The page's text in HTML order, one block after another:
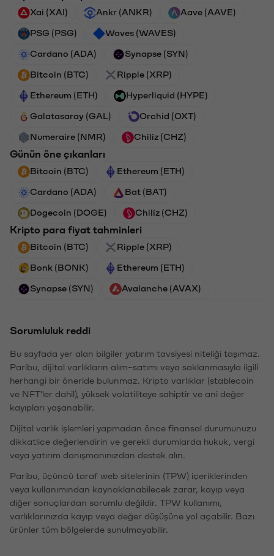
Xai (XAI) Ankr (ANKR) Aave (AAVE)
PSG (PSG) Waves (WAVES)
Cardano (ADA) Synapse (SYN)
Bitcoin (BTC) Ripple (XRP)
Ethereum (ETH) Hyperliquid (HYPE)
Galatasaray (GAL) Orchid (OXT)
Numeraire (NMR) Chiliz (CHZ)
Günün öne çıkanları
Bitcoin (BTC) Ethereum (ETH)
Cardano (ADA) Bat (BAT)
Dogecoin (DOGE) Chiliz (CHZ)
Kripto para fiyat tahminleri
Bitcoin (BTC) Ripple (XRP)
Bonk (BONK) Ethereum (ETH)
Synapse (SYN) Avalanche (AVAX)
Sorumluluk reddi
Bu sayfada yer alan bilgiler yatırım tavsiyesi niteliği taşımaz.
Paribu, dijital varlıkların alım-satımı veya saklanmasıyla ilgili
herhangi bir öneride bulunmaz. Kripto varlıklar (stablecoin
ve NFT'ler dahil), yüksek volatiliteye sahiptir ve ani değer
kayıpları yaşanabilir.
Dijital varlık işlemleri yapmadan önce finansal durumunuzu
dikkatlice değerlendirin ve gerekli durumlarda hukuk, vergi
veya yatırım danışmanınızdan destek alın.
Paribu, üçüncü taraf web sitelerinin (TPW) içeriklerinden
veya kullanımından kaynaklanabilecek zarar, kayıp veya
diğer sonuçlardan sorumlu değildir. TPW kullanımı,
varlıklarınızda kayıp veya değer düşüşüne yol açabilir. Bazı
ürünler tüm bölgelerde sunulmayabilir.